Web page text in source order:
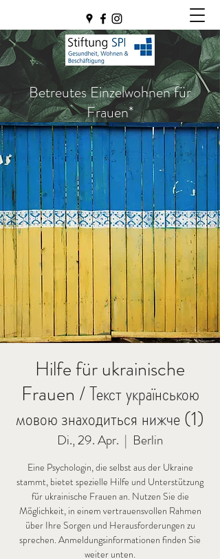
Betreutes Einzelwohnen für
Frauen*
Hilfe für ukrainische
Frauen / Текст українською
мовою знаходиться нижче (1)
Di., 29. Apr.
  |
Berlin
Eine Psychologin, die selbst aus der Ukraine
stammt, bietet spezielle Hilfe und Unterstützung
für ukrainische Frauen an. Nutzen Sie die
Möglichkeit, in einem vertrauensvollen Rahmen
über Ihre Sorgen und Herausforderungen zu
sprechen. Anmeldungsinformationen finden Sie
weiter unten.